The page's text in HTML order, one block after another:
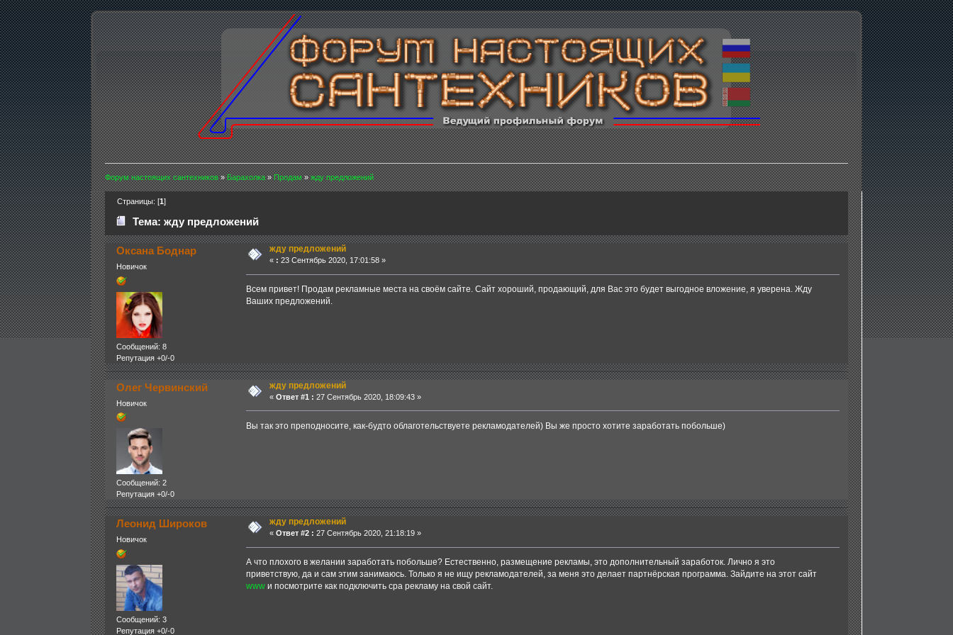
Форум настоящих сантехников»Барахолка»Продам»жду предложений
Страницы: [1]
Тема: жду предложений
Оксана Боднар
Новичок
Сообщений: 8
Репутация +0/-0
жду предложений
« : 23 Сентябрь 2020, 17:01:58 »
Всем привет! Продам рекламные места на своём сайте. Сайт хороший, продающий, для Вас это будет выгодное вложение, я уверена. Жду
Ваших предложений.
Олег Червинский
Новичок
Сообщений: 2
Репутация +0/-0
жду предложений
« Ответ #1 : 27 Сентябрь 2020, 18:09:43 »
Вы так это преподносите, как-будто облаготельствуете рекламодателей) Вы же просто хотите заработать побольше)
Леонид Широков
Новичок
Сообщений: 3
Репутация +0/-0
жду предложений
« Ответ #2 : 27 Сентябрь 2020, 21:18:19 »
А что плохого в желании заработать побольше? Естественно, размещение рекламы, это дополнительный заработок. Лично я это
приветствую, да и сам этим занимаюсь. Только я не ищу рекламодателей, за меня это делает партнёрская программа. Зайдите на этот сайт
www и посмотрите как подключить сра рекламу на свой сайт.